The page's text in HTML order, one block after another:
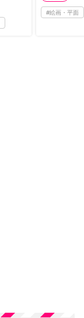
#絵画・平面